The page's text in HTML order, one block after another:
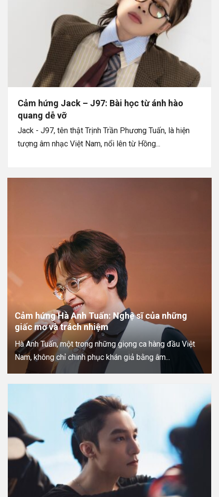
Cảm hứng Jack – J97: Bài học từ ánh hào
quang dễ vỡ
Jack - J97, tên thật Trịnh Trần Phương Tuấn, là hiện
tượng âm nhạc Việt Nam, nổi lên từ Hồng...
Cảm hứng Hà Anh Tuấn: Nghệ sĩ của những
giấc mơ và trách nhiệm
Hà Anh Tuấn, một trong những giọng ca hàng đầu Việt
Nam, không chỉ chinh phục khán giả bằng âm...